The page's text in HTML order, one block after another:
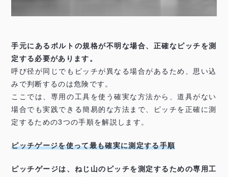
手元にあるボルトの規格が不明な場合、正確なピッチを測
定する必要があります。
呼び径が同じでもピッチが異なる場合があるため、思い込
みで判断するのは危険です。
ここでは、専用の工具を使う確実な方法から、道具がない
場合でも実践できる簡易的な方法まで、ピッチを正確に測
定するための3つの手順を解説します。
ピッチゲージを使って最も確実に測定する手順
ピッチゲージは、ねじ山のピッチを測定するための専用工